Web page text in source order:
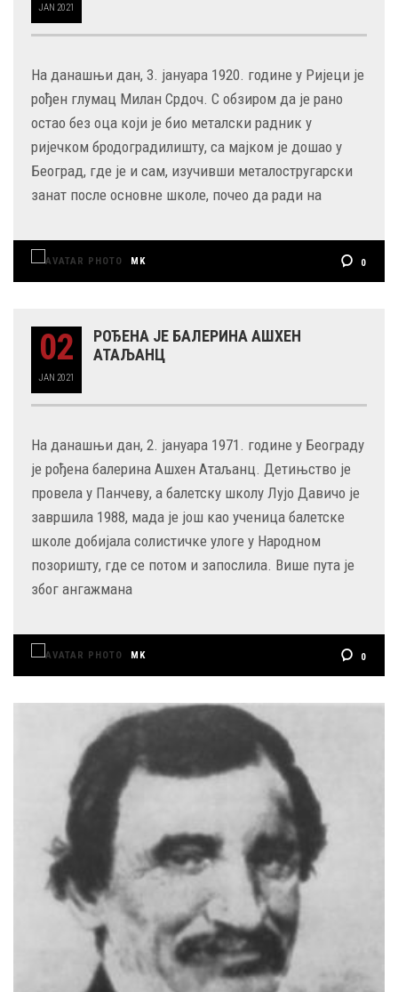
JAN 2021
На данашњи дан, 3. јануара 1920. године у Ријеци је
рођен глумац Милан Срдоч. С обзиром да је рано
остао без оца који је био металски радник у
ријечком бродоградилишту, са мајком је дошао у
Београд, где је и сам, изучивши металостругарски
занат после основне школе, почео да ради на
MK 0
02
JAN 2021
РОЂЕНА ЈЕ БАЛЕРИНА АШХЕН
АТАЉАНЦ
На данашњи дан, 2. јануара 1971. године у Београду
је рођена балерина Ашхен Атаљанц. Детињство је
провела у Панчеву, а балетску школу Лујо Давичо је
завршила 1988, мада је још као ученица балетске
школе добијала солистичке улоге у Народном
позоришту, где се потом и запослила. Више пута је
због ангажмана
MK 0